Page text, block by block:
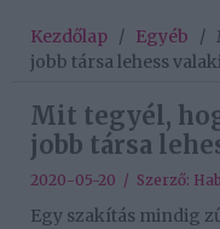
Kezdőlap / Egyéb /
jobb társa lehess
Mit tegyél,
jobb társa
2020-05-20 / Szerző:
Egy szakítás mindig